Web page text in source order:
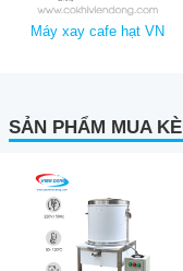
Máy xay cafe hạt VN
SẢN PHẨM MUA